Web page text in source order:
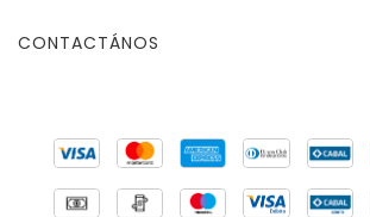
CONTACTÁNOS